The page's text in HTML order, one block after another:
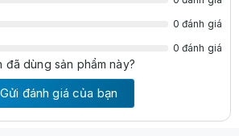
0 đánh giá
0 đánh giá
đã dùng sản phẩm này?
Gửi đánh giá của bạn